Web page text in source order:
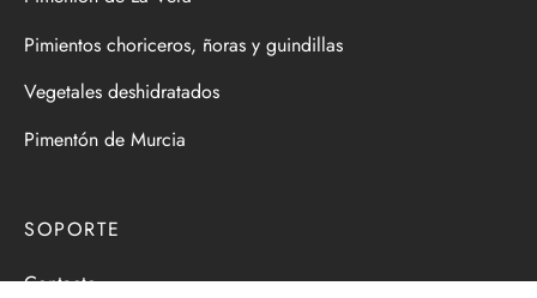
Pimientos choriceros, ñoras y guindillas
Vegetales deshidratados
Pimentón de Murcia
SOPORTE
Contacto